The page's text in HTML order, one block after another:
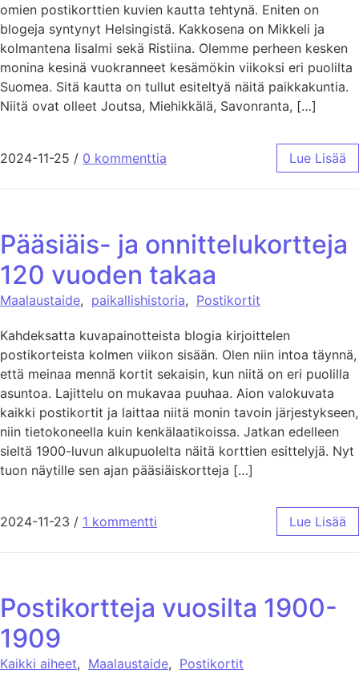
omien postikorttien kuvien kautta tehtynä. Eniten on
blogeja syntynyt Helsingistä. Kakkosena on Mikkeli ja
kolmantena Iisalmi sekä Ristiina. Olemme perheen kesken
monina kesinä vuokranneet kesämökin viikoksi eri puolilta
Suomea. Sitä kautta on tullut esiteltyä näitä paikkakuntia.
Niitä ovat olleet Joutsa, Miehikkälä, Savonranta, […]
2024-11-25 / 0 kommenttia Lue Lisää
Pääsiäis- ja onnittelukortteja
120 vuoden takaa
Maalaustaide, paikallishistoria, Postikortit
Kahdeksatta kuvapainotteista blogia kirjoittelen
postikorteista kolmen viikon sisään. Olen niin intoa täynnä,
että meinaa mennä kortit sekaisin, kun niitä on eri puolilla
asuntoa. Lajittelu on mukavaa puuhaa. Aion valokuvata
kaikki postikortit ja laittaa niitä monin tavoin järjestykseen,
niin tietokoneella kuin kenkälaatikoissa. Jatkan edelleen
sieltä 1900-luvun alkupuolelta näitä korttien esittelyjä. Nyt
tuon näytille sen ajan pääsiäiskortteja […]
2024-11-23 / 1 kommentti Lue Lisää
Postikortteja vuosilta 1900-
1909
Kaikki aiheet, Maalaustaide, Postikortit